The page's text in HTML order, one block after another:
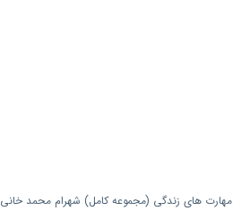
مهارت های زندگی (مجموعه کامل) شهرام محمد خانی